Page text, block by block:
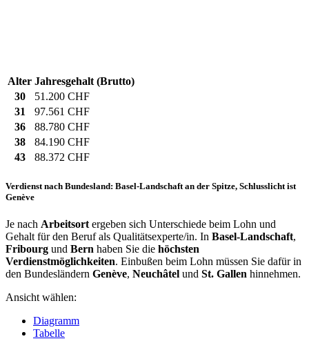
Alter Jahresgehalt (Brutto)
30
51.200 CHF
31
97.561 CHF
36
88.780 CHF
38
84.190 CHF
43
88.372 CHF
Verdienst nach Bundesland: Basel-Landschaft an der Spitze, Schlusslicht ist
Genève
Je nach Arbeitsort ergeben sich Unterschiede beim Lohn und
Gehalt für den Beruf als Qualitätsexperte/in. In Basel-Landschaft,
Fribourg und Bern haben Sie die höchsten
Verdienstmöglichkeiten. Einbußen beim Lohn müssen Sie dafür in
den Bundesländern Genève, Neuchâtel und St. Gallen hinnehmen.
Ansicht wählen:
Diagramm
Tabelle